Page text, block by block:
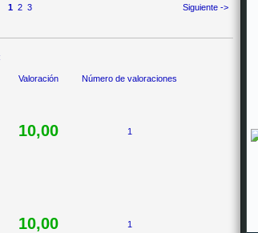
1 2 3 Siguiente ->
Valoración Número de valoraciones
10,00 1
10,00 1